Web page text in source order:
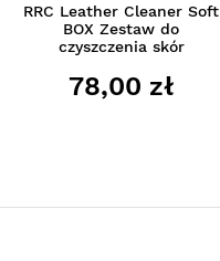
RRC Leather Cleaner Soft
BOX Zestaw do
czyszczenia skór
78,00 zł